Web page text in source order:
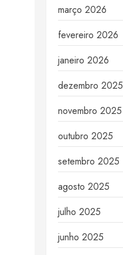
março 2026
fevereiro 2026
janeiro 2026
dezembro 2025
novembro 2025
outubro 2025
setembro 2025
agosto 2025
julho 2025
junho 2025